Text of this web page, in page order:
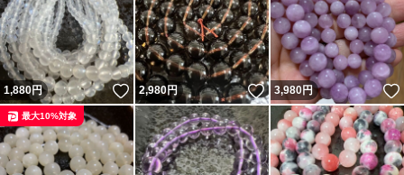
1,880円 いいね！
2,980円 いいね！
3,980円
最大10%対象